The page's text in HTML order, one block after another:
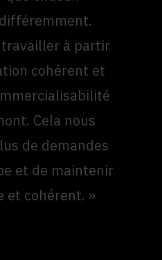
travailler à partir
cohérent et
Cela nous
de demandes
et de maintenir
et cohérent. »